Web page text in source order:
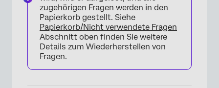
zugehörigen Fragen werden in den
Papierkorb gestellt. Siehe
Papierkorb/Nicht verwendete Fragen
Abschnitt oben finden Sie weitere
Details zum Wiederherstellen von
Fragen.